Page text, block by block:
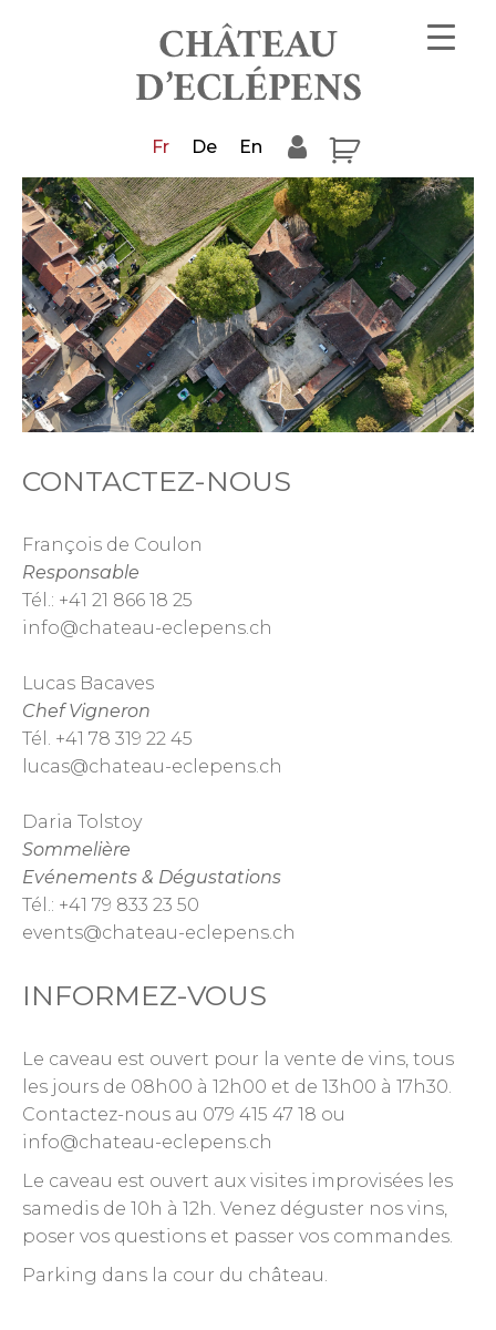
Fr De En
CONTACTEZ-NOUS
François de Coulon
Responsable
Tél.: +41 21 866 18 25
info@chateau-eclepens.ch
Lucas Bacaves
Chef Vigneron
Tél. +41 78 319 22 45
lucas@chateau-eclepens.ch
Daria Tolstoy
Sommelière
Evénements & Dégustations
Tél.: +41 79 833 23 50
events@chateau-eclepens.ch
INFORMEZ-VOUS
Le caveau est ouvert pour la vente de vins, tous
les jours de 08h00 à 12h00 et de 13h00 à 17h30.
Contactez-nous au 079 415 47 18 ou
info@chateau-eclepens.ch
Le caveau est ouvert aux visites improvisées les
samedis de 10h à 12h. Venez déguster nos vins,
poser vos questions et passer vos commandes.
Parking dans la cour du château.